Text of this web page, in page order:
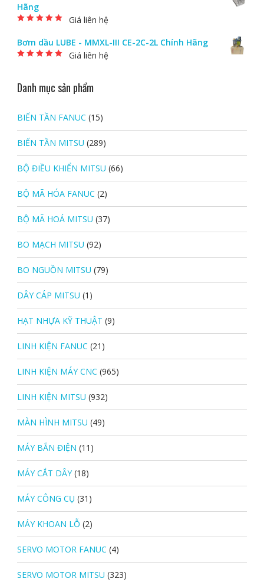
Hãng
Giá liên hệ
Bơm dầu LUBE - MMXL-III CE-2C-2L Chính Hãng
Giá liên hệ
Danh mục sản phẩm
BIẾN TẦN FANUC (15)
BIẾN TẦN MITSU (289)
BỘ ĐIỀU KHIỂN MITSU (66)
BỘ MÃ HÓA FANUC (2)
BỘ MÃ HOÁ MITSU (37)
BO MẠCH MITSU (92)
BO NGUỒN MITSU (79)
DÂY CÁP MITSU (1)
HẠT NHỰA KỸ THUẬT (9)
LINH KIỆN FANUC (21)
LINH KIỆN MÁY CNC (965)
LINH KIỆN MITSU (932)
MÀN HÌNH MITSU (49)
MÁY BẮN ĐIỆN (11)
MÁY CẮT DÂY (18)
MÁY CÔNG CỤ (31)
MÁY KHOAN LỖ (2)
SERVO MOTOR FANUC (4)
SERVO MOTOR MITSU (323)